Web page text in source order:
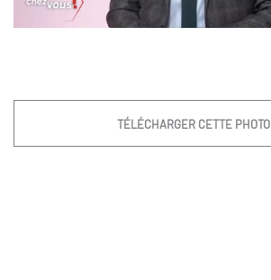
TÉLÉCHARGER CETTE PHOTO